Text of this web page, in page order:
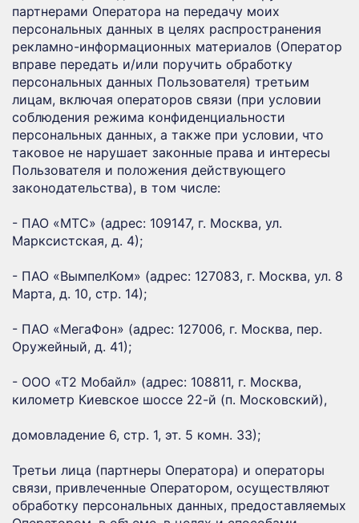
партнерами Оператора на передачу моих
персональных данных в целях распространения
рекламно-информационных материалов (Оператор
вправе передать и/или поручить обработку
персональных данных Пользователя) третьим
лицам, включая операторов связи (при условии
соблюдения режима конфиденциальности
персональных данных, а также при условии, что
таковое не нарушает законные права и интересы
Пользователя и положения действующего
законодательства), в том числе:
- ПАО «МТС» (адрес: 109147, г. Москва, ул.
Марксистская, д. 4);
- ПАО «ВымпелКом» (адрес: 127083, г. Москва, ул. 8
Марта, д. 10, стр. 14);
- ПАО «МегаФон» (адрес: 127006, г. Москва, пер.
Оружейный, д. 41);
- ООО «Т2 Мобайл» (адрес: 108811, г. Москва,
километр Киевское шоссе 22-й (п. Московский),
домовладение 6, стр. 1, эт. 5 комн. 33);
Третьи лица (партнеры Оператора) и операторы
связи, привлеченные Оператором, осуществляют
обработку персональных данных, предоставляемых